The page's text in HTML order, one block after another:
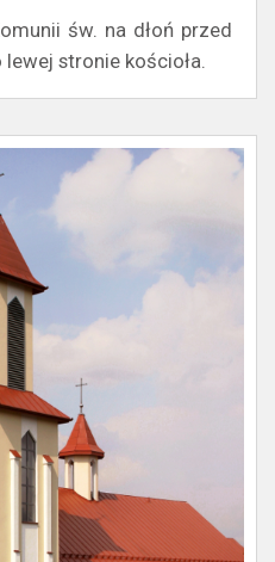
św. na dłoń przed
stronie kościoła.